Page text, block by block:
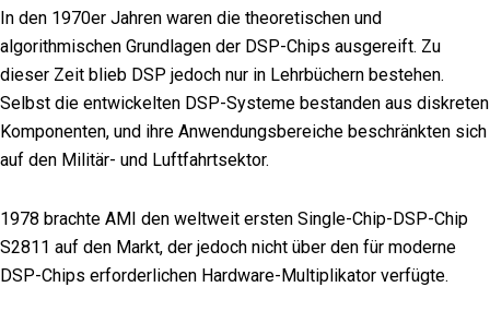
In den 1970er Jahren waren die theoretischen und
algorithmischen Grundlagen der DSP-Chips ausgereift. Zu
dieser Zeit blieb DSP jedoch nur in Lehrbüchern bestehen.
Selbst die entwickelten DSP-Systeme bestanden aus diskreten
Komponenten, und ihre Anwendungsbereiche beschränkten sich
auf den Militär- und Luftfahrtsektor.
1978 brachte AMI den weltweit ersten Single-Chip-DSP-Chip
S2811 auf den Markt, der jedoch nicht über den für moderne
DSP-Chips erforderlichen Hardware-Multiplikator verfügte.